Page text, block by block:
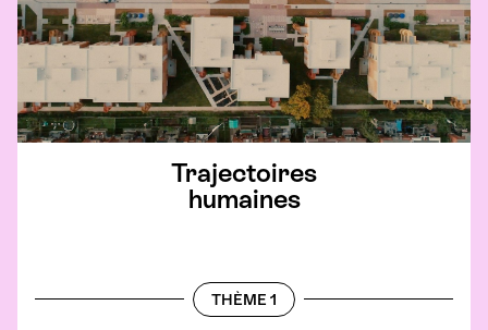
Trajectoires
humaines
THÈME 1